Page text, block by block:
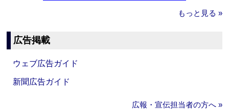
もっと見る »
広告掲載
ウェブ広告ガイド
新聞広告ガイド
広報・宣伝担当者の方へ »